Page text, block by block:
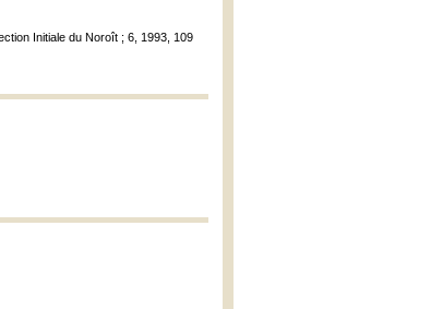
Initiale du Noroît ; 6, 1993, 109